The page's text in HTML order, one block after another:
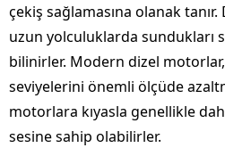
çekiş sağlamasına olanak
uzun yolculuklarda sundukları
bilinirler. Modern dizel
seviyelerini önemli ölçüde
motorlara kıyasla genellikle
sesine sahip olabilirler.